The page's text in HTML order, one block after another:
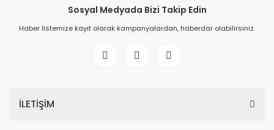
Sosyal Medyada Bizi Takip Edin
Haber listemize kayıt olarak kampanyalardan, haberdar olabilirsiniz.
İLETİŞİM